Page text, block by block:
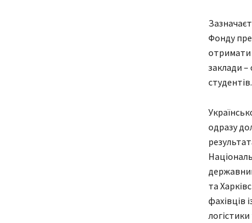
Фонду
отримати
заклади
студентів.
одразу
та
фахівців